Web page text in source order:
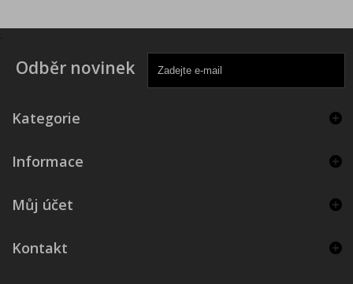
.
Odběr novinek
Kategorie
Informace
Můj účet
Kontakt